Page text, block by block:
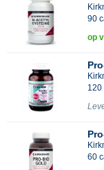
90
op
120
60